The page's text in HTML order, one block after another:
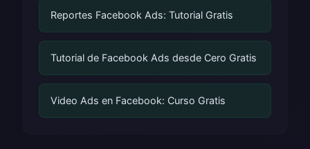
Reportes Facebook Ads: Tutorial Gratis
Tutorial de Facebook Ads desde Cero Gratis
Video Ads en Facebook: Curso Gratis